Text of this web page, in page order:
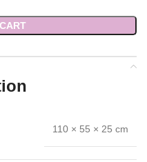
110 × 55 × 25 cm